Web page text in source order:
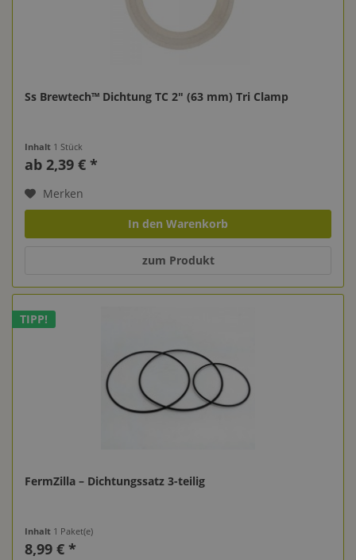
Ss Brewtech™ Dichtung TC 2" (63 mm) Tri Clamp
Inhalt 1 Stück
ab 2,39 € *
Merken
In den Warenkorb
zum Produkt
TIPP!
FermZilla – Dichtungssatz 3-teilig
Inhalt 1 Paket(e)
8,99 € *